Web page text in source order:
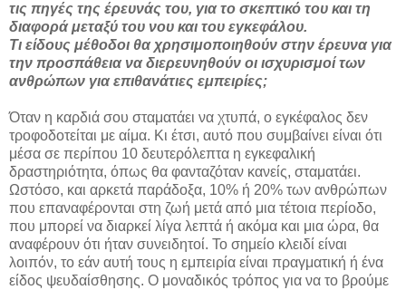
τις πηγές της έρευνάς του, για το σκεπτικό του και τη
διαφορά μεταξύ του νου και του εγκεφάλου.
Τι είδους μέθοδοι θα χρησιμοποιηθούν στην έρευνα για
την προσπάθεια να διερευνηθούν οι ισχυρισμοί των
ανθρώπων για επιθανάτιες εμπειρίες;
Όταν η καρδιά σου σταματάει να χτυπά, ο εγκέφαλος δεν
τροφοδοτείται με αίμα. Κι έτσι, αυτό που συμβαίνει είναι ότι
μέσα σε περίπου 10 δευτερόλεπτα η εγκεφαλική
δραστηριότητα, όπως θα φανταζόταν κανείς, σταματάει.
Ωστόσο, και αρκετά παράδοξα, 10% ή 20% των ανθρώπων
που επαναφέρονται στη ζωή μετά από μια τέτοια περίοδο,
που μπορεί να διαρκεί λίγα λεπτά ή ακόμα και μια ώρα, θα
αναφέρουν ότι ήταν συνειδητοί. Το σημείο κλειδί είναι
λοιπόν, το εάν αυτή τους η εμπειρία είναι πραγματική ή ένα
είδος ψευδαίσθησης. Ο μοναδικός τρόπος για να το βρούμε